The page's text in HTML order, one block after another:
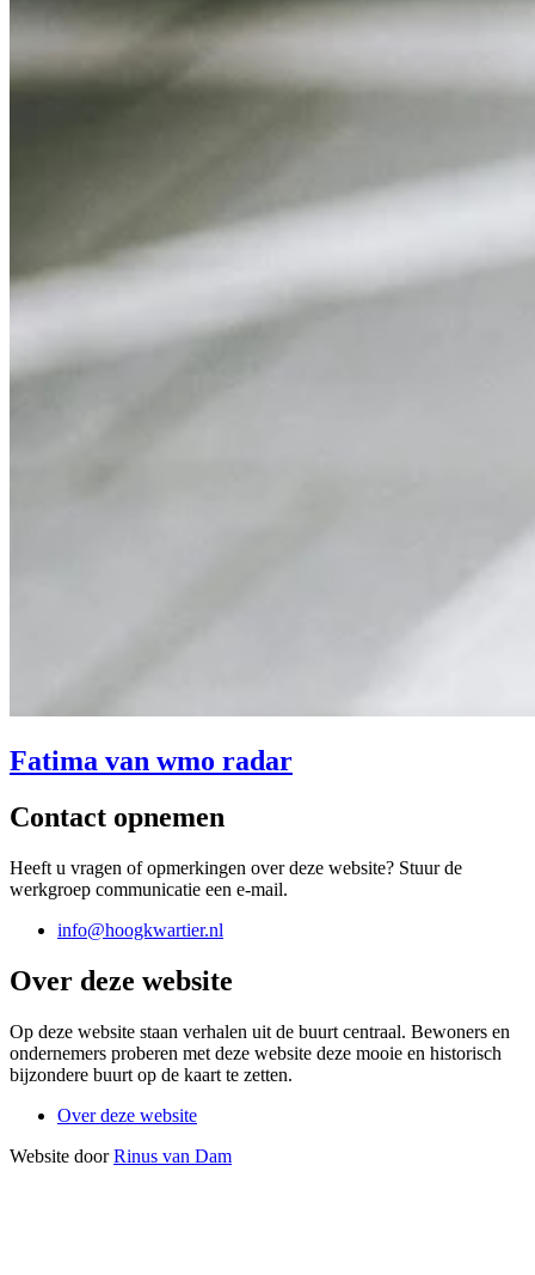
Fatima van wmo radar
Contact opnemen
Heeft u vragen of opmerkingen over deze website? Stuur de
werkgroep communicatie een e-mail.
info@hoogkwartier.nl
Over deze website
Op deze website staan verhalen uit de buurt centraal. Bewoners en
ondernemers proberen met deze website deze mooie en historisch
bijzondere buurt op de kaart te zetten.
Over deze website
Website doorRinus van Dam